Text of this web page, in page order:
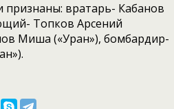
вратарь- Кабанов
Топков Арсений
Миша («Уран»), бомбардир-